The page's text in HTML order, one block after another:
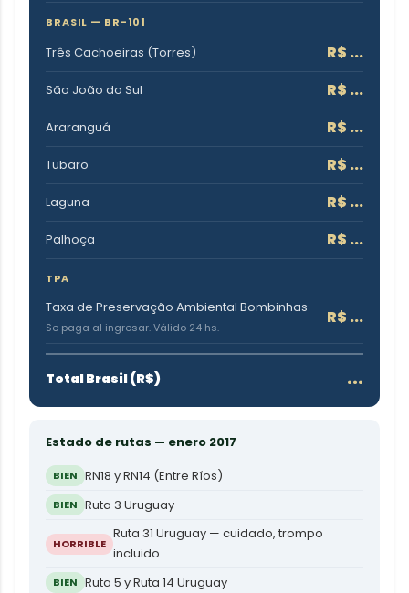
BRASIL — BR-101
Três Cachoeiras (Torres) R$ ...
São João do Sul R$ ...
Araranguá R$ ...
Tubaro R$ ...
Laguna R$ ...
Palhoça R$ ...
TPA
Taxa de Preservação Ambiental Bombinhas
Se paga al ingresar. Válido 24 hs.
R$ ...
Total Brasil (R$) ...
Estado de rutas — enero 2017
BIEN RN18 y RN14 (Entre Ríos)
BIEN Ruta 3 Uruguay
HORRIBLE
Ruta 31 Uruguay — cuidado, trompo
incluido
BIEN Ruta 5 y Ruta 14 Uruguay